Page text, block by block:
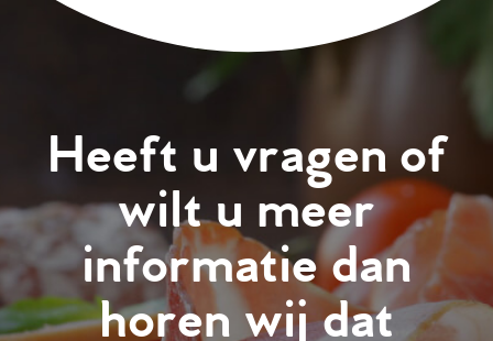
Heeft u vragen of
wilt u meer
informatie dan
horen wij dat